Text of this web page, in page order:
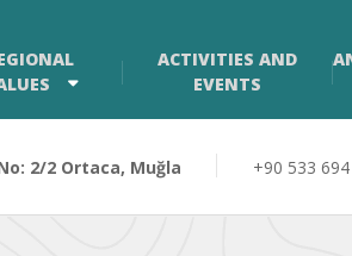
ACTIVITIES AND
EVENTS
2/2 Ortaca, Muğla +90 533